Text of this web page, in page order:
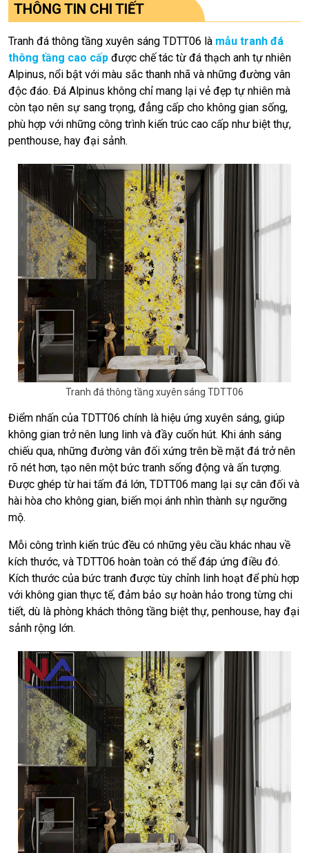
THÔNG TIN CHI TIẾT
Tranh đá thông tầng xuyên sáng TDTT06 là mẫu tranh đá
thông tầng cao cấp được chế tác từ đá thạch anh tự nhiên
Alpinus, nổi bật với màu sắc thanh nhã và những đường vân
độc đáo. Đá Alpinus không chỉ mang lại vẻ đẹp tự nhiên mà
còn tạo nên sự sang trọng, đẳng cấp cho không gian sống,
phù hợp với những công trình kiến trúc cao cấp như biệt thự,
penthouse, hay đại sảnh.
Tranh đá thông tầng xuyên sáng TDTT06
Điểm nhấn của TDTT06 chính là hiệu ứng xuyên sáng, giúp
không gian trở nên lung linh và đầy cuốn hút. Khi ánh sáng
chiếu qua, những đường vân đối xứng trên bề mặt đá trở nên
rõ nét hơn, tạo nên một bức tranh sống động và ấn tượng.
Được ghép từ hai tấm đá lớn, TDTT06 mang lại sự cân đối và
hài hòa cho không gian, biến mọi ánh nhìn thành sự ngưỡng
mộ.
Mỗi công trình kiến trúc đều có những yêu cầu khác nhau về
kích thước, và TDTT06 hoàn toàn có thể đáp ứng điều đó.
Kích thước của bức tranh được tùy chỉnh linh hoạt để phù hợp
với không gian thực tế, đảm bảo sự hoàn hảo trong từng chi
tiết, dù là phòng khách thông tầng biệt thự, penhouse, hay đại
sảnh rộng lớn.